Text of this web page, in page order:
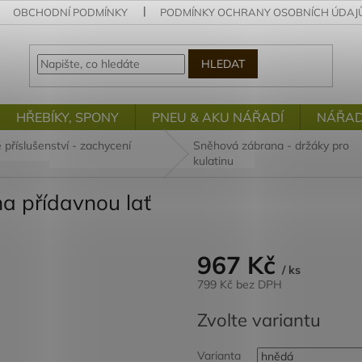
OBCHODNÍ PODMÍNKY PODMÍNKY OCHRANY OSOBNÍCH
HLEDAT
HŘEBÍKY, SPONY PNEU & AKU NÁŘADÍ
příslušenství - zachycení
Sněhová zábrana - držáky pro
kulatinu
přídavnou lať
967 Kč / ks
799 Kč bez DPH
cena:
Zvolte variantu
Varianta